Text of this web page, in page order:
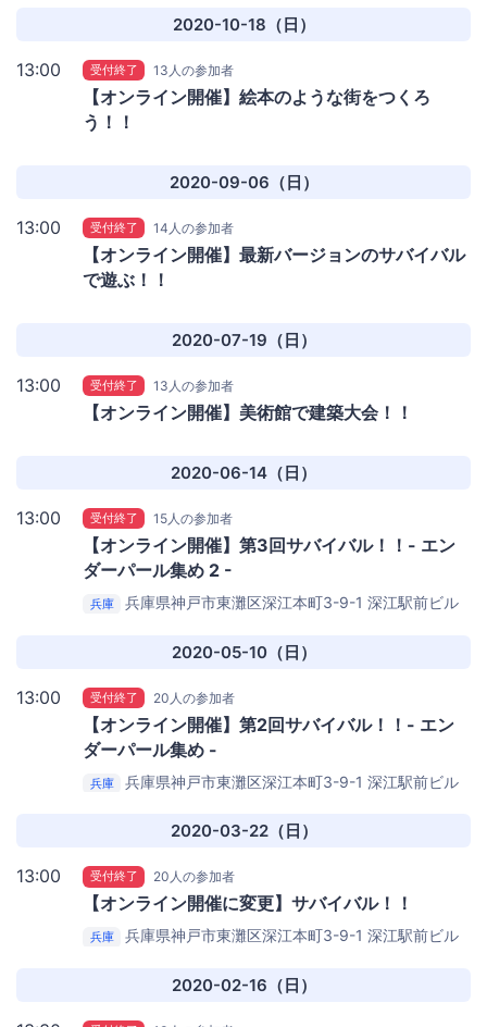
2020-10-18（日）
13:00 受付終了 13人の参加者
【オンライン開催】絵本のような街をつくろ
う！！
2020-09-06（日）
13:00 受付終了 14人の参加者
【オンライン開催】最新バージョンのサバイバル
で遊ぶ！！
2020-07-19（日）
13:00 受付終了 13人の参加者
【オンライン開催】美術館で建築大会！！
2020-06-14（日）
13:00 受付終了 15人の参加者
【オンライン開催】第3回サバイバル！！- エン
ダーパール集め 2 -
兵庫
兵庫県神戸市東灘区深江本町3-9-1 深江駅前ビル
2020-05-10（日）
13:00 受付終了 20人の参加者
【オンライン開催】第2回サバイバル！！- エン
ダーパール集め -
兵庫
兵庫県神戸市東灘区深江本町3-9-1 深江駅前ビル
2020-03-22（日）
13:00 受付終了 20人の参加者
【オンライン開催に変更】サバイバル！！
兵庫
兵庫県神戸市東灘区深江本町3-9-1 深江駅前ビル
2020-02-16（日）